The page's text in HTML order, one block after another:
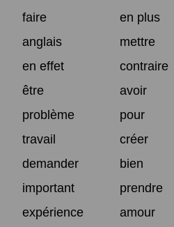
faire
en plus
anglais
mettre
en effet
contraire
être
avoir
problème
pour
travail
créer
demander
bien
important
prendre
expérience
amour